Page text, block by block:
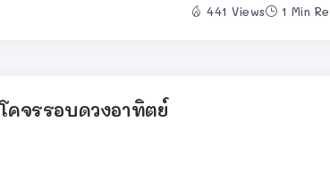
441 Views 1 Min
คจรรอบดวงอาทิตย์